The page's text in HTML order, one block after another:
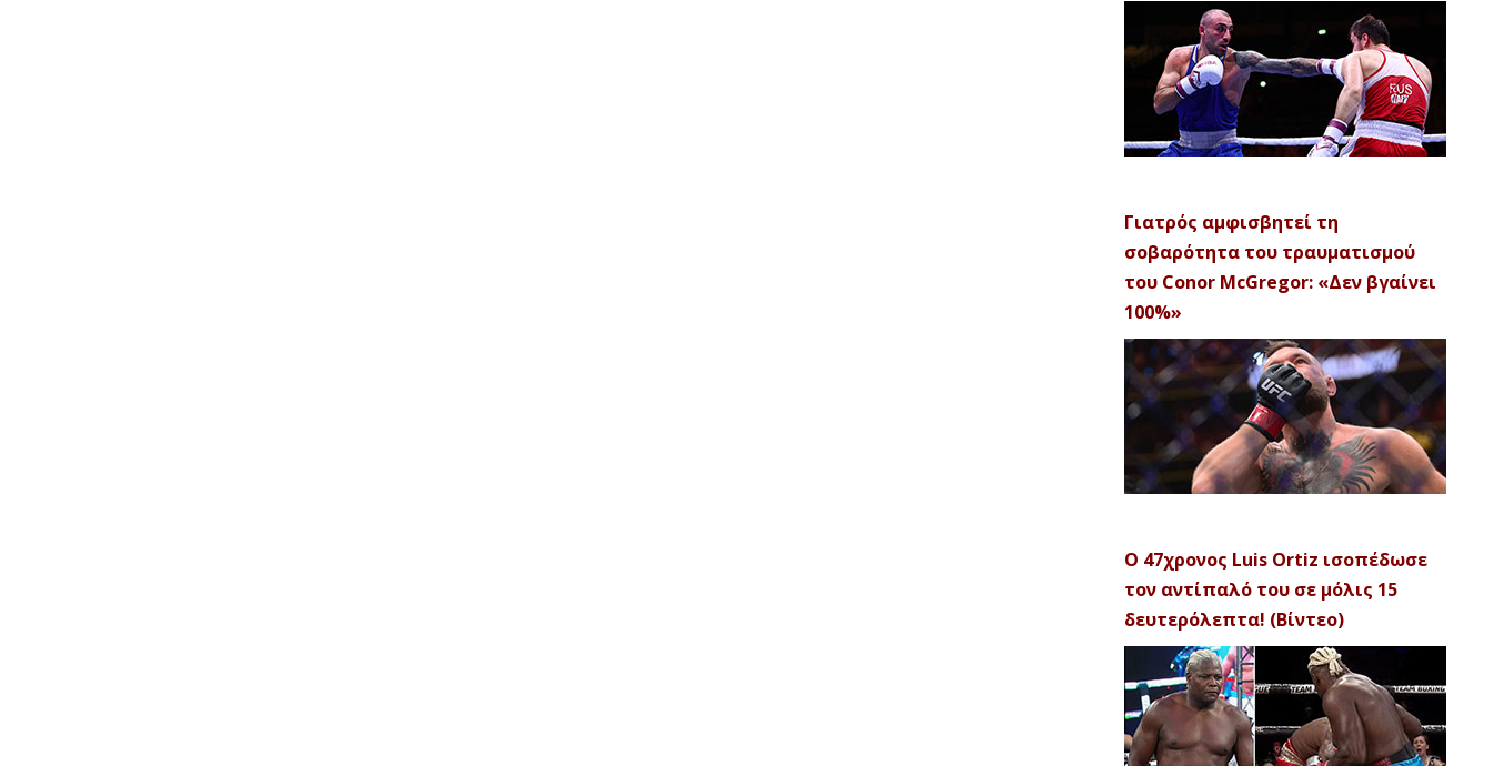
Γιατρός αμφισβητεί τη
σοβαρότητα του τραυματισμού
του Conor McGregor: «Δεν βγαίνει
100%»
Ο 47χρονος Luis Ortiz ισοπέδωσε
τον αντίπαλό του σε μόλις 15
δευτερόλεπτα! (Βίντεο)